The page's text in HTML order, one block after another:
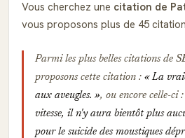
Vous cherchez une citation de
vous proposons plus de 45
Parmi les plus belles citations de
proposons cette citation :
La
aux aveugles.
, ou encore celle-ci :
vitesse, il n'y aura bientôt plus
pour le suicide des moustiques